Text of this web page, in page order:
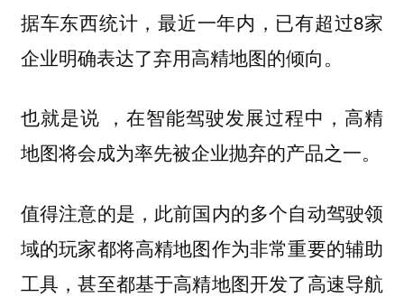
据车东西统计，最近一年内，已有超过8家
企业明确表达了弃用高精地图的倾向。
也就是说 ，在智能驾驶发展过程中，高精
地图将会成为率先被企业抛弃的产品之一。
值得注意的是，此前国内的多个自动驾驶领
域的玩家都将高精地图作为非常重要的辅助
工具，甚至都基于高精地图开发了高速导航